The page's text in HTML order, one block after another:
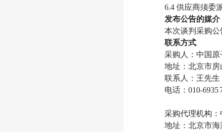
6.4 供应商须委
发布公告的媒介
本次谈判采购
联系方式
采购人：中国
地址：北京市房
联系人：王先生
电话：010-6935
采购代理机构
地址：北京市